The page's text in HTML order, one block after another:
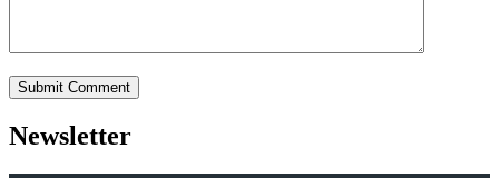
Newsletter